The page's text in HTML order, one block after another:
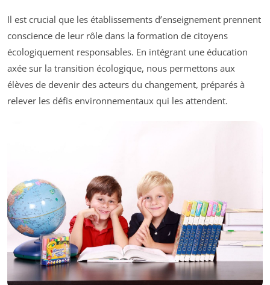
Il est crucial que les établissements d’enseignement prennent
conscience de leur rôle dans la formation de citoyens
écologiquement responsables. En intégrant une éducation
axée sur la transition écologique, nous permettons aux
élèves de devenir des acteurs du changement, préparés à
relever les défis environnementaux qui les attendent.